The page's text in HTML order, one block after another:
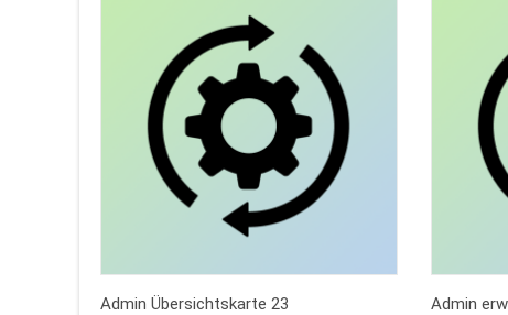
Admin Übersichtskarte 23 Admin